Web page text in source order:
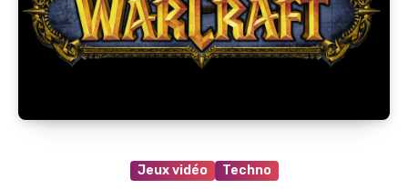
Jeux vidéo Techno